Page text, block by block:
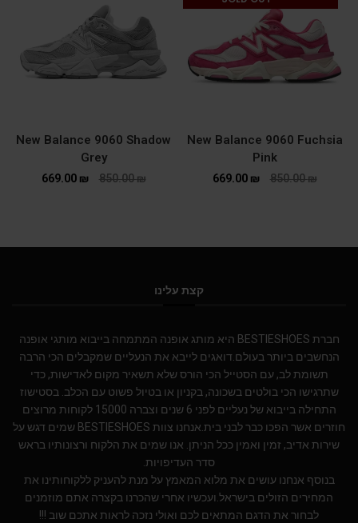
New Balance 9060 Fuchsia
Pink
850.00₪
669.00 ₪
New Balance 9060 Shadow
Grey
850.00₪
669.00 ₪
קצת עלינו
חברת BESTIESHOES היא מותג אופנה המתמחה בייבוא מותגי אופנה
הנחשבים ביותר בעולם.דואגים לייבא את הנעליים שמקבלים הכי הרבה
תשומת לב, עם הסטייל הכי הורס שלא תשאיר מקום לאדישות, כדי
שתרגישו הכי בולטים בשכונה, בקניון או בטיול פשוט עם הכלב. בסטישוז
התחילה בייבוא של נעליים לפני 6 שנים וצברה 15000 לקוחות מרוצים
חוזרים אשר הפכו כבר לבני בית.אנחנו צוות BESTIESHOES שמים דגש על
שירות אדיב, זמין ואמין ככל הניתן. אנו שמים את הלקוח ורצונותיו בראש
סדר העדיפויות.
בנוסף אנחנו עושים את מלוא המאמץ על מנת להעניק ללקוחותינו את
המחירים הזולים בישראל.ועכשיו אחרי שהכרנו בקצרה אתם מוזמנים
לבחור את הדגם המתאים לכם ואולי נזכה לראות אתכם שוב !!!